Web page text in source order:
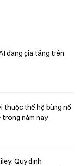
đang gia tăng trên
thuộc thế hệ bùng nổ
năm nay
Quy định